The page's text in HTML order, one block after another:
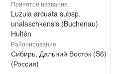
Принятое название
Luzula arcuata subsp.
unalaschkensis (Buchenau)
Hultén
Районирование
Сибирь, Дальний Восток (S6)
(Россия)